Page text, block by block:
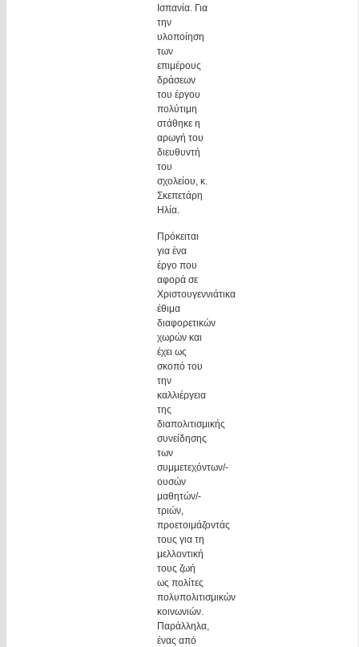
Ισπανία. Για
την
υλοποίηση
των
επιμέρους
δράσεων
του έργου
πολύτιμη
στάθηκε η
αρωγή του
διευθυντή
του
σχολείου, κ.
Σκεπετάρη
Ηλία.
Πρόκειται
για ένα
έργο που
αφορά σε
Χριστουγεννιάτικα
έθιμα
διαφορετικών
χωρών και
έχει ως
σκοπό του
την
καλλιέργεια
της
διαπολιτισμικής
συνείδησης
των
συμμετεχόντων/-
ουσών
μαθητών/-
τριών,
προετοιμάζοντάς
τους για τη
μελλοντική
τους ζωή
ως πολίτες
πολυπολιτισμικών
κοινωνιών.
Παράλληλα,
ένας από